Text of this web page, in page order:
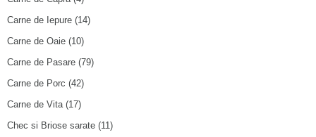
Carne de Iepure (14)
Carne de Oaie (10)
Carne de Pasare (79)
Carne de Porc (42)
Carne de Vita(17)
Chec si Briose sarate (11)